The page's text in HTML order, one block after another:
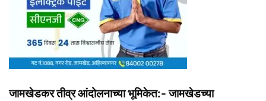
जामखेडकर तीव्र आंदोलनाच्या भूमिकेत:- जामखेडच्या